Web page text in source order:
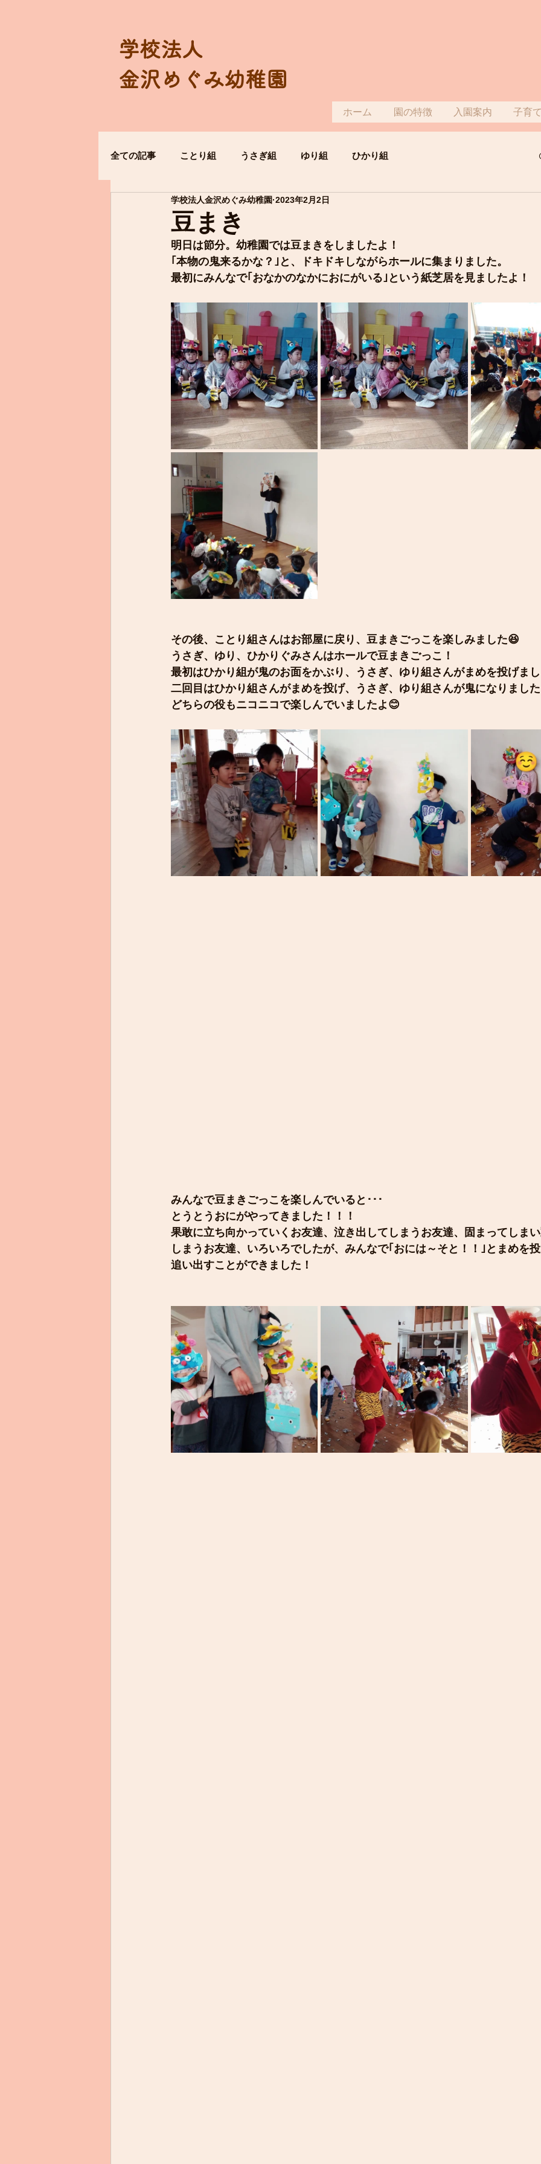
学校法人
金沢めぐみ幼稚園
ホーム 園の特徴 入園案内 子育
全ての記事 ことり組 うさぎ組 ゆり組 ひかり組
豆まき
学校法人金沢めぐみ幼稚園 2023年2月2日
明日は節分。幼稚園では豆まきをしましたよ！
｢本物の鬼来るかな？｣と、ドキドキしながらホールに集まりました。
最初にみんなで｢おなかのなかにおにがいる｣という紙芝居を見ましたよ！
その後、ことり組さんはお部屋に戻り、豆まきごっこを楽しみました😆
うさぎ、ゆり、ひかりぐみさんはホールで豆まきごっこ！
最初はひかり組が鬼のお面をかぶり、うさぎ、ゆり組さんがまめを投げま
二回目はひかり組さんがまめを投げ、うさぎ、ゆり組さんが鬼になりまし
どちらの役もニコニコで楽しんでいましたよ😊
みんなで豆まきごっこを楽しんでいると･･･
とうとうおにがやってきました！！！
果敢に立ち向かっていくお友達、泣き出してしまうお友達、固まってしま
しまうお友達、いろいろでしたが、みんなで｢おには～そと！！｣とまめを
追い出すことができました！